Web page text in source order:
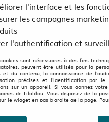
Bijoux, sacs et
Art >T Shirt Medusa
l'interface et les
les campagnes
l'authentification et
sont nécessaires à des fins
peuvent être utilisés pour la
et du contenu, la connaissance de
précises et l'identification par
sur un appareil. Si vous donnez
de Lilalilou. Vous disposez de la
le widget en bas à droite de la page.